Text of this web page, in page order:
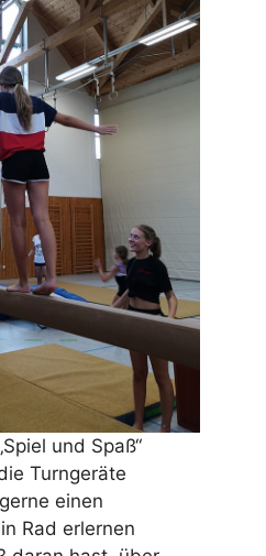
und Spaß“
Turngeräte
einen
Rad erlernen